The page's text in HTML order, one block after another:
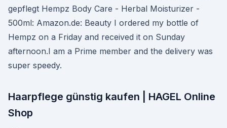
gepflegt Hempz Body Care - Herbal Moisturizer -
500ml: Amazon.de: Beauty I ordered my bottle of
Hempz on a Friday and received it on Sunday
afternoon.I am a Prime member and the delivery was
super speedy.
Haarpflege günstig kaufen | HAGEL Online
Shop